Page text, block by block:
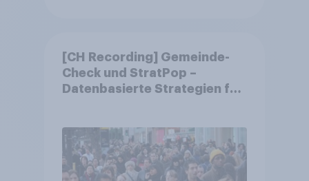
[CH Recording] Gemeinde-
Check und StratPop –
Datenbasierte Strategien für